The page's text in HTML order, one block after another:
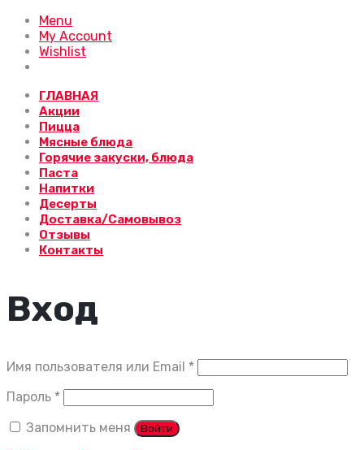
Menu
My Account
Wishlist
ГЛАВНАЯ
Акции
Пицца
Мясные блюда
Горячие закуски, блюда
Паста
Напитки
Десерты
Доставка/Самовывоз
Отзывы
Контакты
Вход
Имя пользователя или Email *
Пароль *
Запомнить меня Войти